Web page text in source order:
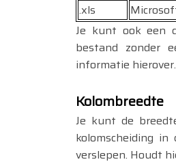
.xls
Je kunt ook een
bestand zonder
informatie hierover.
Kolombreedte
Je kunt de
kolomscheiding
verslepen. Houdt